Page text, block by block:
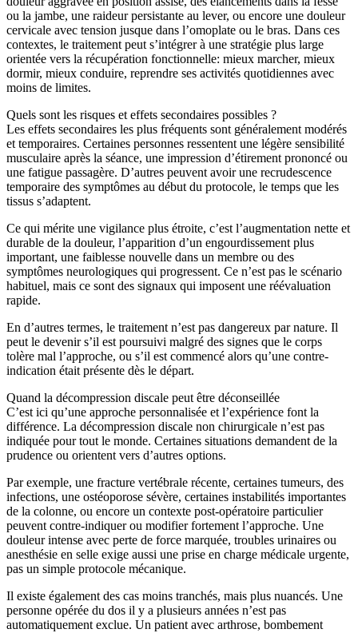
ou la jambe, une raideur persistante au lever, ou encore une douleur
cervicale avec tension jusque dans l’omoplate ou le bras. Dans ces
contextes, le traitement peut s’intégrer à une stratégie plus large
orientée vers la récupération fonctionnelle: mieux marcher, mieux
dormir, mieux conduire, reprendre ses activités quotidiennes avec
moins de limites.
Quels sont les risques et effets secondaires possibles ?
Les effets secondaires les plus fréquents sont généralement modérés
et temporaires. Certaines personnes ressentent une légère sensibilité
musculaire après la séance, une impression d’étirement prononcé ou
une fatigue passagère. D’autres peuvent avoir une recrudescence
temporaire des symptômes au début du protocole, le temps que les
tissus s’adaptent.
Ce qui mérite une vigilance plus étroite, c’est l’augmentation nette et
durable de la douleur, l’apparition d’un engourdissement plus
important, une faiblesse nouvelle dans un membre ou des
symptômes neurologiques qui progressent. Ce n’est pas le scénario
habituel, mais ce sont des signaux qui imposent une réévaluation
rapide.
En d’autres termes, le traitement n’est pas dangereux par nature. Il
peut le devenir s’il est poursuivi malgré des signes que le corps
tolère mal l’approche, ou s’il est commencé alors qu’une contre-
indication était présente dès le départ.
Quand la décompression discale peut être déconseillée
C’est ici qu’une approche personnalisée et l’expérience font la
différence. La décompression discale non chirurgicale n’est pas
indiquée pour tout le monde. Certaines situations demandent de la
prudence ou orientent vers d’autres options.
Par exemple, une fracture vertébrale récente, certaines tumeurs, des
infections, une ostéoporose sévère, certaines instabilités importantes
de la colonne, ou encore un contexte post-opératoire particulier
peuvent contre-indiquer ou modifier fortement l’approche. Une
douleur intense avec perte de force marquée, troubles urinaires ou
anesthésie en selle exige aussi une prise en charge médicale urgente,
pas un simple protocole mécanique.
Il existe également des cas moins tranchés, mais plus nuancés. Une
personne opérée du dos il y a plusieurs années n’est pas
automatiquement exclue. Un patient avec arthrose, bombement